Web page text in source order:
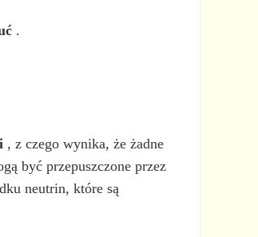
.
, z czego wynika, że żadne
być przepuszczone przez
neutrin, które są